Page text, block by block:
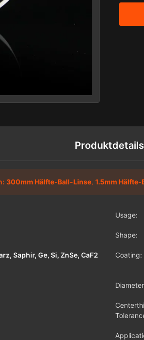
Produktdetails
300mm Hälfte-Ball-Linse, 1.5mm Hälfte-
Usage:
Shape:
Saphir, Ge, Si, ZnSe, CaF2 Coating: